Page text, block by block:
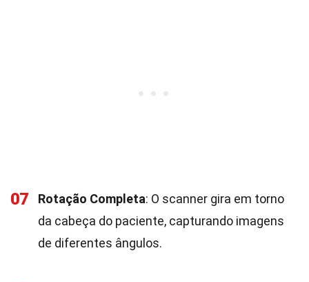
07 Rotação Completa: O scanner gira em torno
da cabeça do paciente, capturando imagens
de diferentes ângulos.